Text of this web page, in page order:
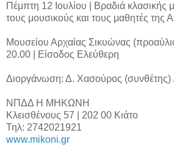
Πέμπτη 12 Ιουλίου | Βραδιά κλασικής
τους μουσικούς και τους μαθητές της
Μουσείου Αρχαίας Σικυώνας
20.00 | Είσοδος Ελεύθερη
Διοργάνωση: Δ. Χασούρος
ΝΠΔΔ Η ΜΗΚΩΝΗ
Κλεισθένους 57 | 202 00 Κιάτο
Τηλ: 2742021921
www.mikoni.gr